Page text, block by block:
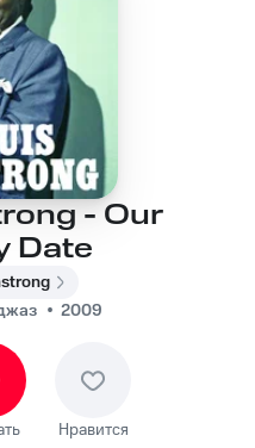
- Our
Date
2009
Нравится